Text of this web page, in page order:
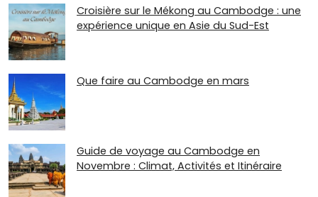
Croisière sur le Mékong au Cambodge : une
expérience unique en Asie du Sud-Est
Que faire au Cambodge en mars
Guide de voyage au Cambodge en
Novembre : Climat, Activités et Itinéraire